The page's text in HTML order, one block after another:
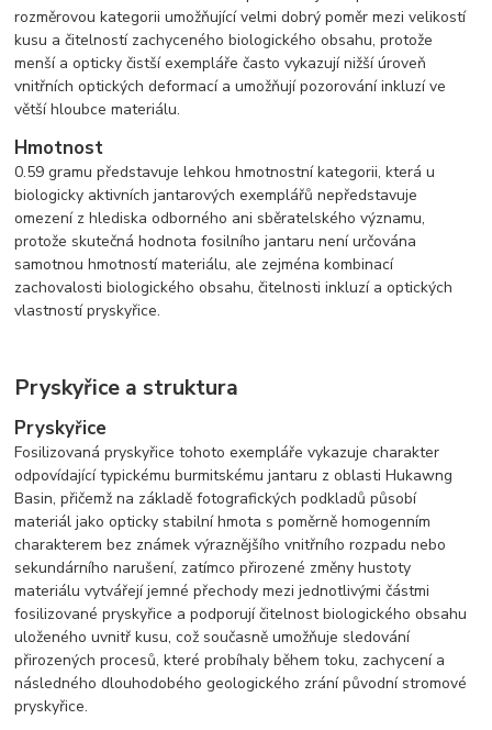
rozměrovou kategorii umožňující velmi dobrý poměr mezi velikostí
kusu a čitelností zachyceného biologického obsahu, protože
menší a opticky čistší exempláře často vykazují nižší úroveň
vnitřních optických deformací a umožňují pozorování inkluzí ve
větší hloubce materiálu.
Hmotnost
0.59 gramu představuje lehkou hmotnostní kategorii, která u
biologicky aktivních jantarových exemplářů nepředstavuje
omezení z hlediska odborného ani sběratelského významu,
protože skutečná hodnota fosilního jantaru není určována
samotnou hmotností materiálu, ale zejména kombinací
zachovalosti biologického obsahu, čitelnosti inkluzí a optických
vlastností pryskyřice.
Pryskyřice a struktura
Pryskyřice
Fosilizovaná pryskyřice tohoto exempláře vykazuje charakter
odpovídající typickému burmitskému jantaru z oblasti Hukawng
Basin, přičemž na základě fotografických podkladů působí
materiál jako opticky stabilní hmota s poměrně homogenním
charakterem bez známek výraznějšího vnitřního rozpadu nebo
sekundárního narušení, zatímco přirozené změny hustoty
materiálu vytvářejí jemné přechody mezi jednotlivými částmi
fosilizované pryskyřice a podporují čitelnost biologického obsahu
uloženého uvnitř kusu, což současně umožňuje sledování
přirozených procesů, které probíhaly během toku, zachycení a
následného dlouhodobého geologického zrání původní stromové
pryskyřice.